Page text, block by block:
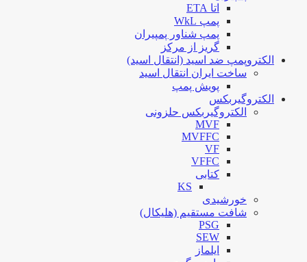
اتا ETA
پمپ WkL
پمپ شناور پمپیران
گریز از مرکز
الکتروپمپ ضد اسید (انتقال اسید)
ساخت ایران انتقال اسید
پویش پمپ
الکتروگیربکس
الکتروگیربکس حلزونی
MVF
MVFFC
VF
VFFC
کتابی
KS
خورشیدی
شافت مستقیم (هلیکال)
PSG
SEW
ایلماز